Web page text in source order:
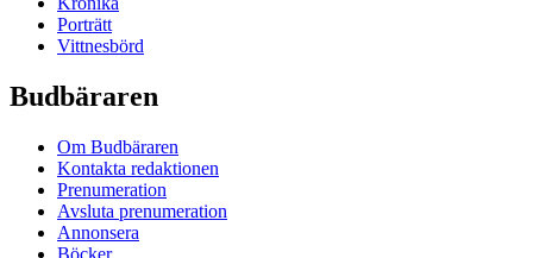
Porträtt
Vittnesbörd
Budbäraren
Om Budbäraren
Kontakta redaktionen
Prenumeration
Avsluta prenumeration
Annonsera
Böcker